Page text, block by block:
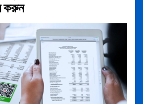
করুন